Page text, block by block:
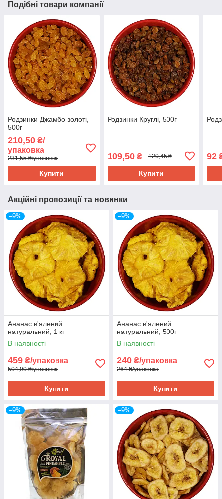
Подібні товари компанії
Родзинки Джамбо золоті,
500г
210,50 ₴/
упаковка
231,55 ₴/упаковка
Купити
Родзинки Круглі, 500г
109,50₴ 120,45 ₴
Купити
92
Акційні пропозиції та новинки
–9%
Ананас в'ялений
натуральний, 1 кг
В наявності
459 ₴/упаковка
504,90 ₴/упаковка
Купити
–9%
Ананас в'ялений
натуральний, 500г
В наявності
240 ₴/упаковка
264 ₴/упаковка
Купити
–9% –9%